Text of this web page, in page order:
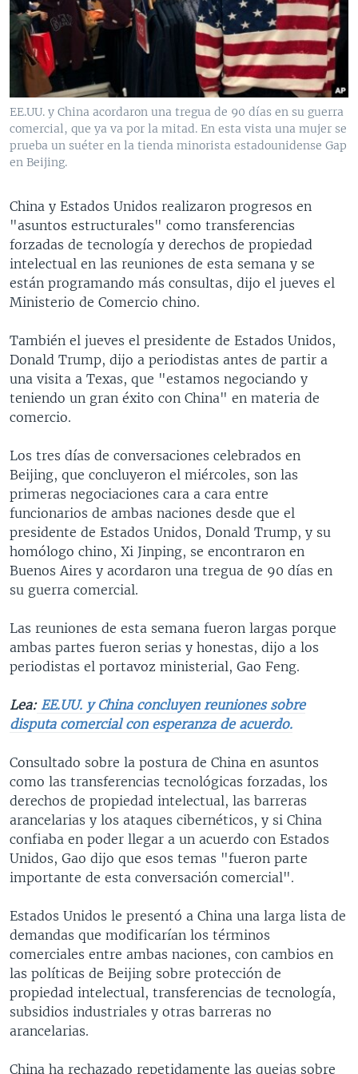
VENEZUELA
BRASIL
NICARAGUA
ECONOMÍA
ENTRETENIMIENTO Y CULTURA
TECNOLOGÍA
DEPORTES
CIENCIA Y SALUD
MULTIMEDIA
VIDEOS
FOTOGRAFÍA
AUDIOS
PROGRAMAS TV
EL MUNDO AL DÍA
FORO INTERAMERICANO
VISIÓN 360
LAS CLAVES
RADIO
AVANCE INFORMATIVO
AUDIONOTICIAS
BUENOS DÍAS AMÉRICA
EL MUNDO AL DÍA [RADIO]
FORO [RADIO]
DEPORTIVO INTERNACIONAL
NOTA ECONÓMICA
DIRECT
DOCUMENTALES DE LA VOA
Learning English
SÍGANOS
Idiomas
EE.UU. y China acordaron una tregua de 90 días en su guerra
comercial, que ya va por la mitad. En esta vista una mujer se
prueba un suéter en la tienda minorista estadounidense Gap
en Beijing.
China y Estados Unidos realizaron progresos en
"asuntos estructurales" como transferencias
forzadas de tecnología y derechos de propiedad
intelectual en las reuniones de esta semana y se
están programando más consultas, dijo el jueves el
Ministerio de Comercio chino.
También el jueves el presidente de Estados Unidos,
Donald Trump, dijo a periodistas antes de partir a
una visita a Texas, que "estamos negociando y
teniendo un gran éxito con China" en materia de
comercio.
Los tres días de conversaciones celebrados en
Beijing, que concluyeron el miércoles, son las
primeras negociaciones cara a cara entre
funcionarios de ambas naciones desde que el
presidente de Estados Unidos, Donald Trump, y su
homólogo chino, Xi Jinping, se encontraron en
Buenos Aires y acordaron una tregua de 90 días en
su guerra comercial.
Las reuniones de esta semana fueron largas porque
ambas partes fueron serias y honestas, dijo a los
periodistas el portavoz ministerial, Gao Feng.
Lea:EE.UU. y China concluyen reuniones sobre
disputa comercial con esperanza de acuerdo.
Consultado sobre la postura de China en asuntos
como las transferencias tecnológicas forzadas, los
derechos de propiedad intelectual, las barreras
arancelarias y los ataques cibernéticos, y si China
confiaba en poder llegar a un acuerdo con Estados
Unidos, Gao dijo que esos temas "fueron parte
importante de esta conversación comercial".
Estados Unidos le presentó a China una larga lista de
demandas que modificarían los términos
comerciales entre ambas naciones, con cambios en
las políticas de Beijing sobre protección de
propiedad intelectual, transferencias de tecnología,
subsidios industriales y otras barreras no
arancelarias.
China ha rechazado repetidamente las quejas sobre